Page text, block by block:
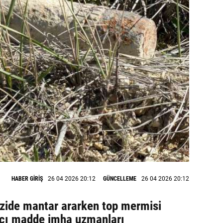
HABER GİRİŞ 26 04 2026 20:12 GÜNCELLEME 26 04 2026 20:12
mantar ararken top mermisi
madde imha uzmanları